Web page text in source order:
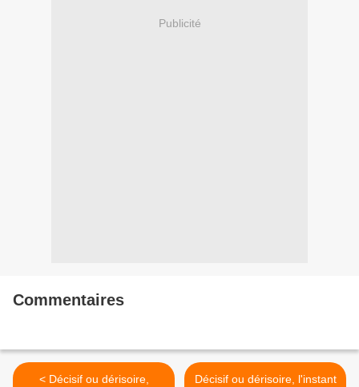
Publicité
Commentaires
< Décisif ou dérisoire,
Décisif ou dérisoire, l'instant